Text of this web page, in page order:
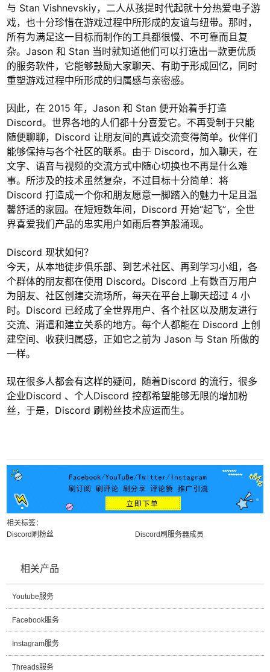
与 Stan Vishnevskiy，二人从孩提时代起就十分热爱电子游
戏，也十分珍惜在游戏过程中所形成的友谊与纽带。那时，
所有为满足这一目标而制作的工具都很慢、不可靠而且复
杂。Jason 和 Stan 当时就知道他们可以打造出一款更优质
的服务软件，它能够鼓励大家聊天、有助于形成回忆，同时
重塑游戏过程中所形成的归属感与亲密感。
因此，在 2015 年，Jason 和 Stan 便开始着手打造
Discord。世界各地的人们都十分喜爱它。不再受制于只能
随便聊聊，Discord 让朋友间的真诚交流变得简单。伙伴们
能够保持与各个社区的联系。由于 Discord，加入聊天，在
文字、语音与视频的交流方式中随心切换也不再是什么难
事。所涉及的技术虽然复杂，不过目标十分简单：将
Discord 打造成一个你和朋友愿意一脚踏入的魅力十足且温
馨舒适的家园。在短短数年间，Discord 开始“起飞”，全世
界喜爱我们产品的忠实用户如雨后春笋般涌现。
Discord 现状如何？
今天，从本地徒步俱乐部、到艺术社区、再到学习小组，各
个群体的朋友都在使用 Discord。Discord 上有数百万用户
为朋友、社区创建交流场所，每天在平台上聊天超过 4 小
时。Discord 已经成了全世界用户、各个社区以及朋友进行
交流、消遣和建立关系的地方。每个人都能在 Discord 上创
建空间、收获归属感，正如它之前为 Jason 与 Stan 所做的
一样。
现在很多人都会有这样的疑问，随着Discord 的流行，很多
企业Discord 、个人Discord 控都希望能够无限的增加粉
丝，于是，Discord 刷粉丝技术应运而生。
相关标签：
Discord刷粉丝
Discord刷服务器成员
相关产品
Youtube服务
Facebook服务
Instagram服务
Threads服务